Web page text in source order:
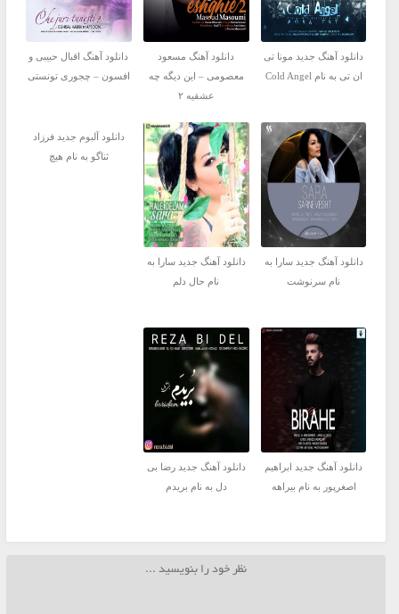
دانلود آهنگ جدید مونا تی
ان تی به نام Cold Angel
دانلود آهنگ مسعود
معصومی – این دیگه چه
عشقیه ۲
دانلود آهنگ اقبال حبیبی و
افسون – چجوری تونستی
دانلود آهنگ جدید سارا به
نام سرنوشت
دانلود آهنگ جدید سارا به
نام حال دلم
دانلود آلبوم جدید فرزاد
ثناگو به نام هیچ
دانلود آهنگ جدید ابراهیم
اصغرپور به نام بیراهه
دانلود آهنگ جدید رضا بی
دل به نام بریدم